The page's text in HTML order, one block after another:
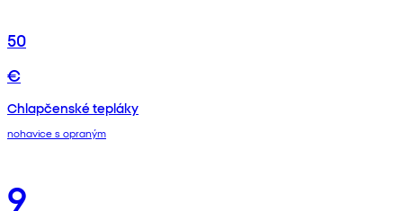
50
€
Chlapčenské tepláky
nohavice s opraným
9